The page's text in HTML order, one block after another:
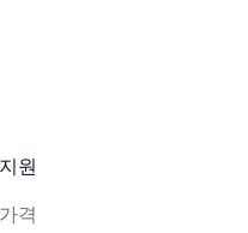
지원
가격